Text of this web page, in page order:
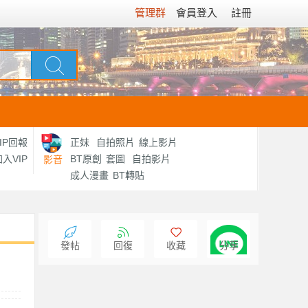
管理群 會員登入 註冊
回報
入VIP 影音
正妹 自拍照片 線上影片
BT原創
套圖
自拍影片
成人漫畫 BT轉貼
發帖 回復 收藏 分享